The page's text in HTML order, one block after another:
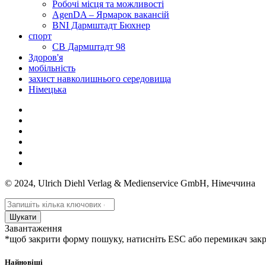
Робочі місця та можливості
AgenDA – Ярмарок вакансій
BNI Дармштадт Бюхнер
спорт
СВ Дармштадт 98
Здоров'я
мобільність
захист навколишнього середовища
Німецька
© 2024, Ulrich Diehl Verlag & Medienservice GmbH, Німеччина
Шукати
Завантаження
*щоб закрити форму пошуку, натисніть ESC або перемикач
Найновіші